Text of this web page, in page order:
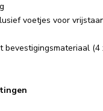
voetjes voor
bevestigingsmateriaal